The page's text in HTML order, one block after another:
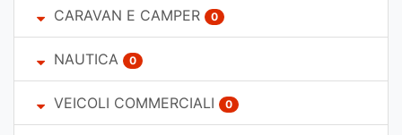
CARAVAN E CAMPER 0
NAUTICA 0
VEICOLI COMMERCIALI 0